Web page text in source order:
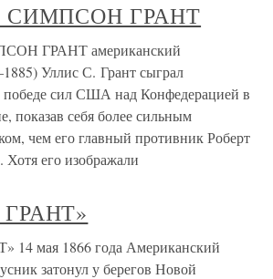
СИМПСОН ГРАНТ
ГРАНТ американский
Уллис С. Грант сыграл
сил США над Конфедерацией в
показав себя более сильным
чем его главный противник Роберт
его изображали
мая 1866 года Американский
затонул у берегов Новой